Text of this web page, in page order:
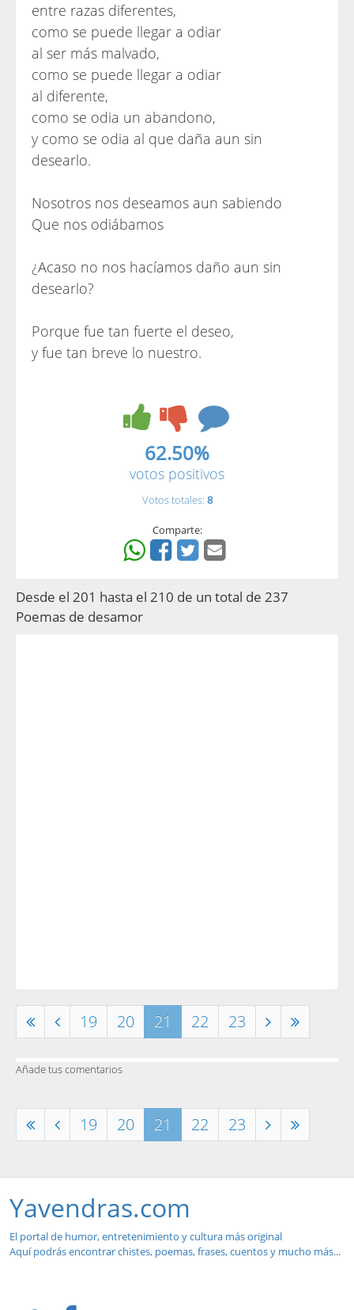
entre razas diferentes,
como se puede llegar a odiar
al ser más malvado,
como se puede llegar a odiar
al diferente,
como se odia un abandono,
y como se odia al que daña aun sin
desearlo.
Nosotros nos deseamos aun sabiendo
Que nos odiábamos
¿Acaso no nos hacíamos daño aun sin
desearlo?
Porque fue tan fuerte el deseo,
y fue tan breve lo nuestro.
62.50%
votos positivos
Votos totales: 8
Comparte:
Desde el 201 hasta el 210 de un total de 237
Poemas de desamor
19 20 21 22 23
Añade tus comentarios
19 20 21 22 23
Yavendras.com
El portal de humor, entretenimiento y cultura más original
Aquí podrás encontrar chistes, poemas, frases, cuentos y mucho más...